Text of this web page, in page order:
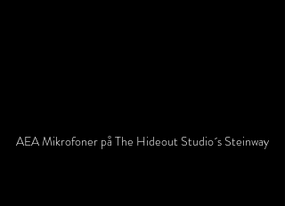
AEA Mikrofoner på The Hideout Studio´s Steinway